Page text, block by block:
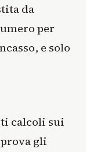
da
per
e solo
calcoli sui
gli